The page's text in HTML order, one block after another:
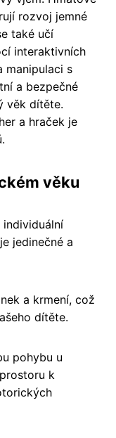
rozvoj jemné
také učí
interaktivních
manipulaci s
a bezpečné
věk dítěte.
a hraček je
věku
individuální
jedinečné a
a krmení, což
dítěte.
pohybu u
k